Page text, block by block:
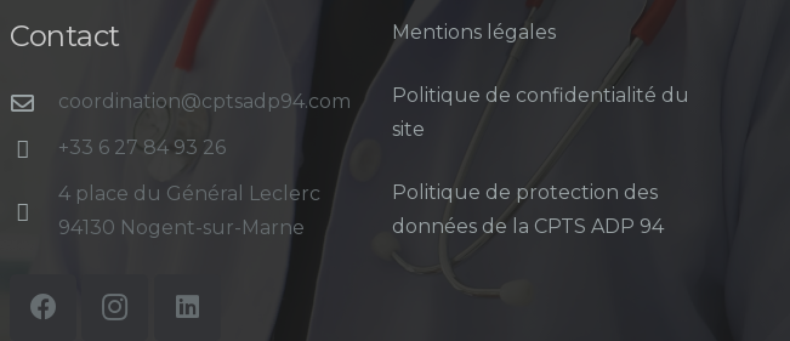
Contact
coordination@cptsadp94.com
+33 6 27 84 93 26
4 place du Général Leclerc
94130 Nogent-sur-Marne
Mentions légales
Politique de confidentialité du
site
Politique de protection des
données de la CPTS ADP 94